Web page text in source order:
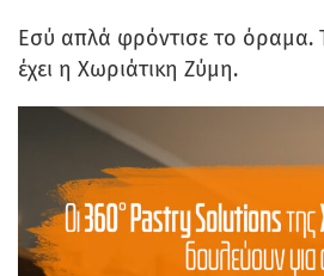
Εσύ απλά φρόντισε το όραμα.
έχει η Χωριάτικη Ζύμη.